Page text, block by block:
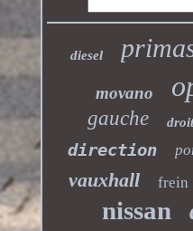
diesel
movano
gauche droit
direction
vauxhall frein
nissan